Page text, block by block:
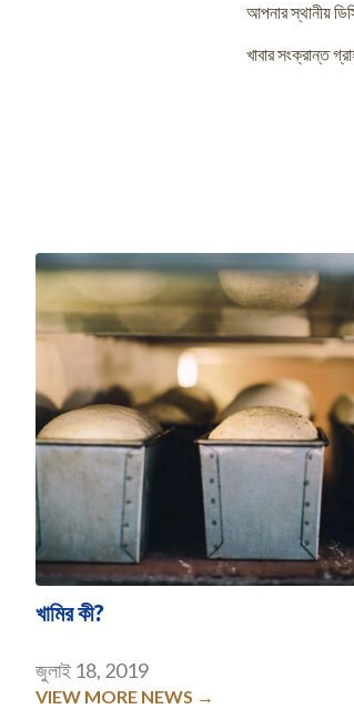
আপনার স্থানীয়
খাবার সংক্রান্ত
খামির কী?
জুলাই 18, 2019
VIEW MORE NEWS →